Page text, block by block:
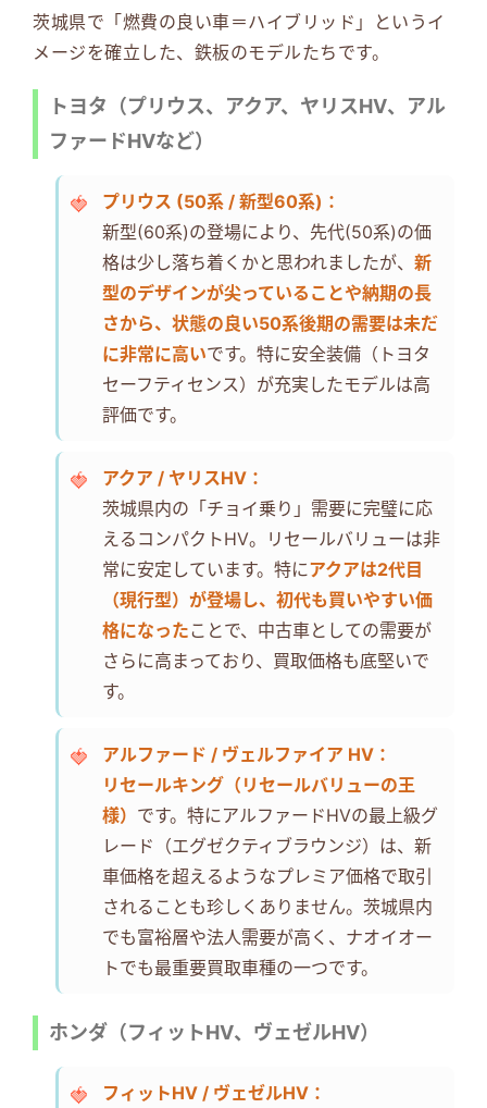
茨城県で「燃費の良い車＝ハイブリッド」というイ
メージを確立した、鉄板のモデルたちです。
トヨタ（プリウス、アクア、ヤリスHV、アル
ファードHVなど）
プリウス (50系 / 新型60系)：
新型(60系)の登場により、先代(50系)の価
格は少し落ち着くかと思われましたが、 新
型のデザインが尖っていることや納期の長
さから、状態の良い50系後期の需要は未だ
に非常に高いです。特に安全装備（トヨタ
セーフティセンス）が充実したモデルは高
評価です。
アクア / ヤリスHV：
茨城県内の「チョイ乗り」需要に完璧に応
えるコンパクトHV。リセールバリューは非
常に安定しています。特にアクアは2代目
（現行型）が登場し、初代も買いやすい価
格になったことで、中古車としての需要が
さらに高まっており、買取価格も底堅いで
す。
アルファード / ヴェルファイア HV：
リセールキング（リセールバリューの王
様） です。特にアルファードHVの最上級グ
レード（エグゼクティブラウンジ）は、新
車価格を超えるようなプレミア価格で取引
されることも珍しくありません。茨城県内
でも富裕層や法人需要が高く、ナオイオー
トでも最重要買取車種の一つです。
ホンダ（フィットHV、ヴェゼルHV）
フィットHV / ヴェゼルHV：